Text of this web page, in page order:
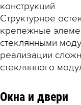
конструкций.
Структурное
крепежные
стеклянными
реализации
стеклянного
Окна и двери